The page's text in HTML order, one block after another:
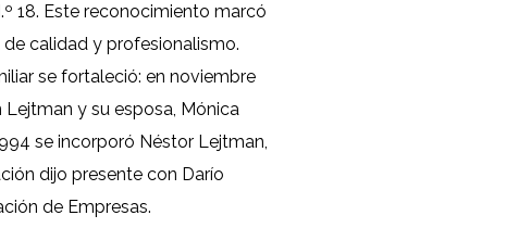
18. Este reconocimiento marcó
calidad y profesionalismo.
se fortaleció: en noviembre
Lejtman y su esposa, Mónica
se incorporó Néstor Lejtman,
dijo presente con Darío
de Empresas.